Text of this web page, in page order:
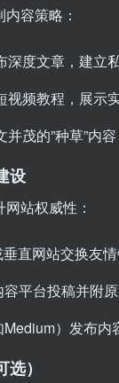
容策略：
深度文章，建立
视频教程，展示
并茂的”种草”内容
设
站权威性：
直网站交换友
平台投稿并附
）发布内
）